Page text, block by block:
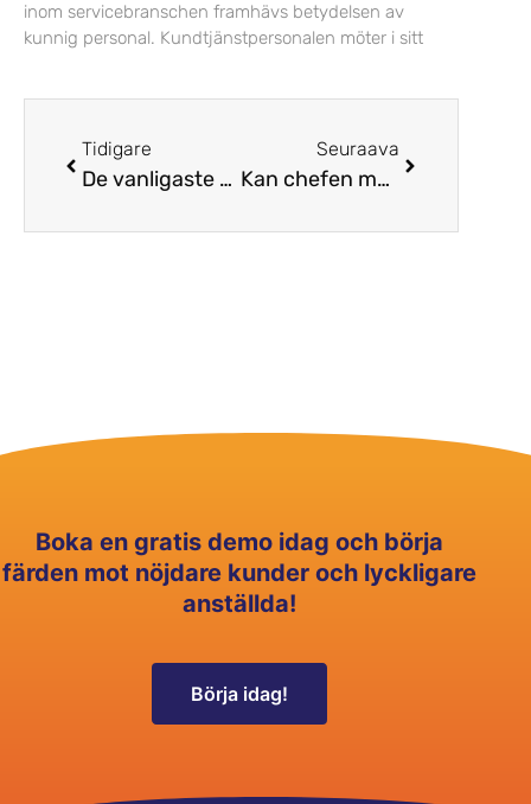
inom servicebranschen framhävs betydelsen av
kunnig personal. Kundtjänstpersonalen möter i sitt
Tidigare
De vanligaste problemen på contact center #1: Excel-filer
Seuraava
Kan chefen motivera?
Boka en gratis demo idag och börja
färden mot nöjdare kunder och lyckligare
anställda!
Börja idag!